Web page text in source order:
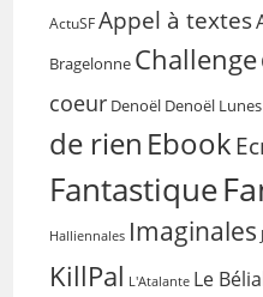
ActuSF Appel à textes
Bragelonne Challenge
coeur Denoël Denoël
de rien Ebook
Fantastique
Halliennales Imaginales
KillPal L'Atalante Le